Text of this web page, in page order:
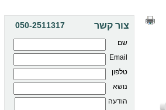
050-2511317 צור קשר
שם
Email
טלפון
נושא
הודעה